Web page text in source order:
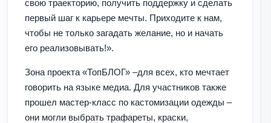
свою траекторию, получить поддержку и сделать
первый шаг к карьере мечты. Приходите к нам,
чтобы не только загадать желание, но и начать
его реализовывать!».
Зона проекта «ТопБЛОГ» –для всех, кто мечтает
говорить на языке медиа. Для участников также
прошел мастер-класс по кастомизации одежды –
они могли выбрать трафареты, краски,